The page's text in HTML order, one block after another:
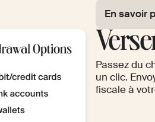
Payez au fur et à mesure à partir
En savoir
Passez du
un clic.
fiscale à